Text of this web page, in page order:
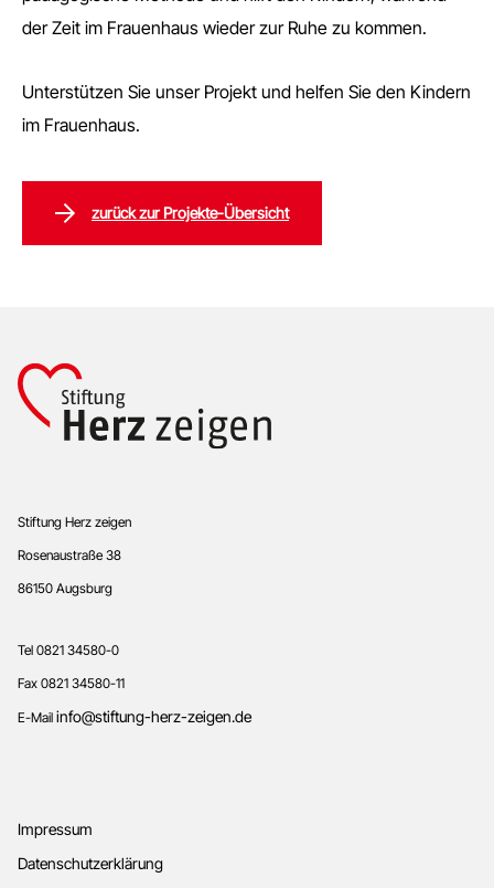
der Zeit im Frauenhaus wieder zur Ruhe zu kommen.
Unterstützen Sie unser Projekt und helfen Sie den Kindern
im Frauenhaus.
zurück zur Projekte-Übersicht
Footer
Stiftung Herz zeigen
Rosenaustraße 38
86150 Augsburg
Tel 0821 34580-0
Fax 0821 34580-11
E-Mail info@stiftung-herz-zeigen.de
Impressum
Datenschutzerklärung